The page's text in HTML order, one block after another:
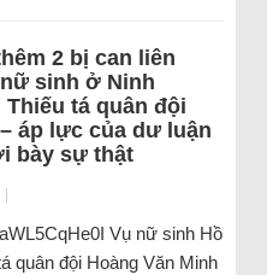
2 bị can liên
sinh ở Ninh
Thiếu tá quân đội
áp lực của dư luận
bày sự thật
|
Vụ nữ sinh Hồ
quân đội Hoàng Văn Minh